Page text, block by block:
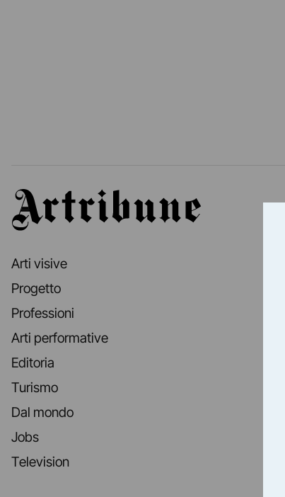
Artribune
Arti visive
Progetto
Professioni
Arti performative
Editoria
Turismo
Dal mondo
Jobs
Television